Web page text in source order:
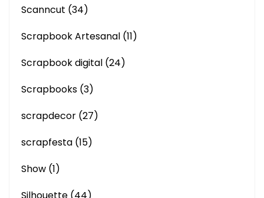
Scanncut (34)
Scrapbook Artesanal (11)
Scrapbook digital (24)
Scrapbooks (3)
scrapdecor (27)
scrapfesta (15)
Show (1)